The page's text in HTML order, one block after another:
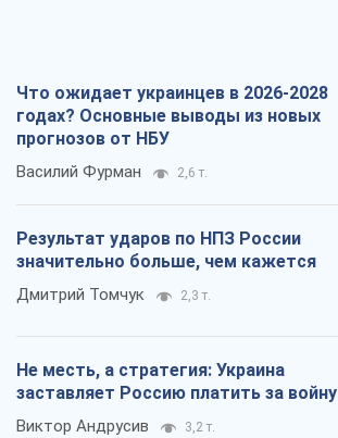
Что ожидает украинцев в 2026-2028
годах? Основные выводы из новых
прогнозов от НБУ
Василий Фурман 2,6 т.
Результат ударов по НПЗ России
значительно больше, чем кажется
Дмитрий Томчук 2,3 т.
Не месть, а стратегия: Украина
заставляет Россию платить за войну
Виктор Андрусив 3,2 т.